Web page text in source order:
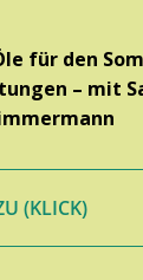
für den
– mit
(KLICK)